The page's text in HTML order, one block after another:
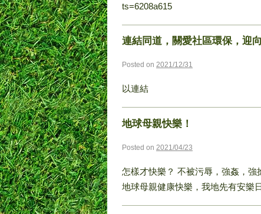
ts=6208a615
連結同道，關愛社區環保，迎
Posted on 2021/12/31
以連結
地球母親快樂！
Posted on 2021/04/23
怎樣才快樂？ 不被污辱，強姦，
地球母親健康快樂，我地先有安樂